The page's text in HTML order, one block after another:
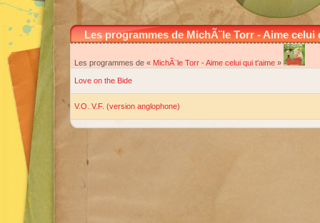
Les programmes de MichÃ¨le Torr - Aime celui
Les programmes de « MichÃ¨le Torr -Aime celui qui t'aime »
Love on the Bide
V.O. V.F. (version anglophone)